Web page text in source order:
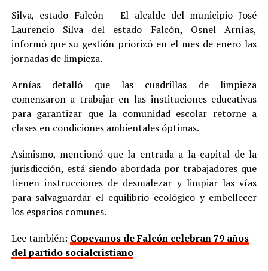
Silva, estado Falcón – El alcalde del municipio José
Laurencio Silva del estado Falcón, Osnel Arnías,
informó que su gestión priorizó en el mes de enero las
jornadas de limpieza.
Arnías detalló que las cuadrillas de limpieza
comenzaron a trabajar en las instituciones educativas
para garantizar que la comunidad escolar retorne a
clases en condiciones ambientales óptimas.
Asimismo, mencionó que la entrada a la capital de la
jurisdicción, está siendo abordada por trabajadores que
tienen instrucciones de desmalezar y limpiar las vías
para salvaguardar el equilibrio ecológico y embellecer
los espacios comunes.
Lee también: Copeyanos de Falcón celebran 79 años
del partido socialcristiano